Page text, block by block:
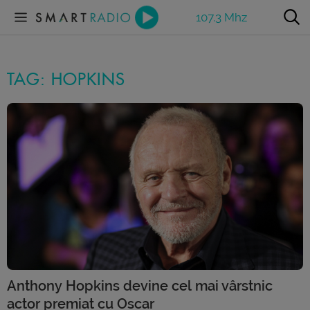
107.3 Mhz
TAG: HOPKINS
Anthony Hopkins devine cel mai vârstnic
actor premiat cu Oscar